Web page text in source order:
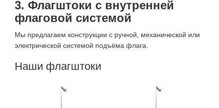
3. Флагштоки с внутренней
флаговой системой
Мы предлагаем конструкции с ручной, механической или
электрической системой подъёма флага.
Наши флагштоки